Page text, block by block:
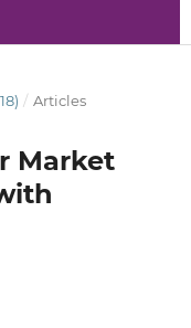
/ Articles
Market